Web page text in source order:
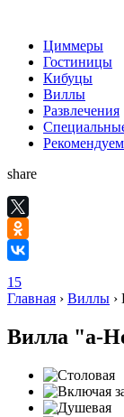
Циммеры
Гостиницы
Кибуцы
Виллы
Развлечения
Рекомендуем
share
15
Главная › Виллы ›
Вилла "а-